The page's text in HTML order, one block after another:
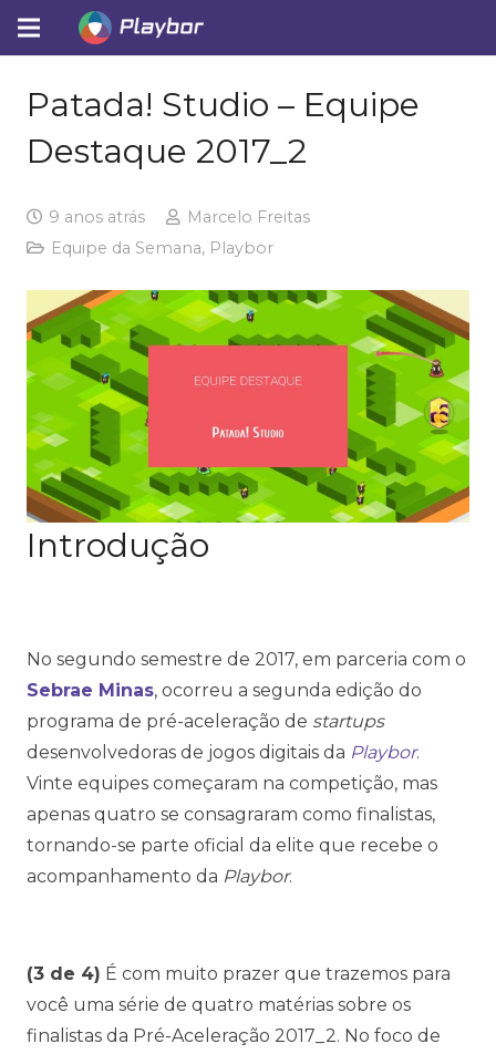
Patada! Studio – Equipe
Destaque 2017_2
9 anos atrás
Marcelo Freitas
Equipe da Semana, Playbor
Introdução
No segundo semestre de 2017, em parceria com o
Sebrae Minas, ocorreu a segunda edição do
programa de pré-aceleração de startups
desenvolvedoras de jogos digitais da Playbor.
Vinte equipes começaram na competição, mas
apenas quatro se consagraram como finalistas,
tornando-se parte oficial da elite que recebe o
acompanhamento da Playbor.
(3 de 4) É com muito prazer que trazemos para
você uma série de quatro matérias sobre os
finalistas da Pré-Aceleração 2017_2. No foco de